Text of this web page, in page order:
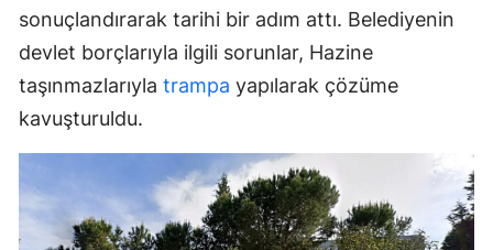
sonuçlandırarak tarihi bir adım attı. Belediyenin
devlet borçlarıyla ilgili sorunlar, Hazine
taşınmazlarıyla trampa yapılarak çözüme
kavuşturuldu.